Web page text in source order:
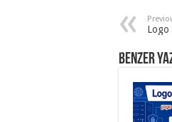
Logo
Benzer